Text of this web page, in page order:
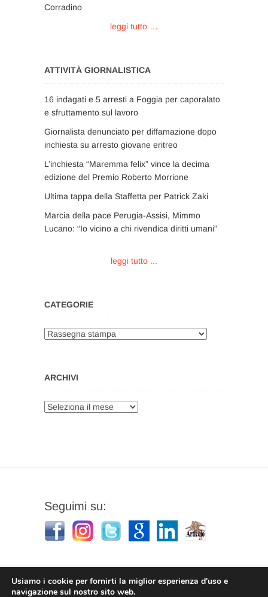
Corradino
leggi tutto …
ATTIVITÀ GIORNALISTICA
16 indagati e 5 arresti a Foggia per caporalato
e sfruttamento sul lavoro
Giornalista denunciato per diffamazione dopo
inchiesta su arresto giovane eritreo
L’inchiesta “Maremma felix” vince la decima
edizione del Premio Roberto Morrione
Ultima tappa della Staffetta per Patrick Zaki
Marcia della pace Perugia-Assisi, Mimmo
Lucano: “Io vicino a chi rivendica diritti umani”
leggi tutto ...
CATEGORIE
Categorie
ARCHIVI
Archivi
Seguimi su:
Usiamo i cookie per fornirti la miglior esperienza d'uso e
navigazione sul nostro sito web.